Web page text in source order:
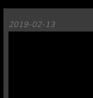
2019-02-13